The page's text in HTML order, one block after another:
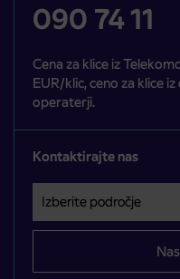
090 74 11
Cena za klice iz
EUR/klic, ceno za klice
operaterji.
Kontaktirajte nas
Izberite področje
Področje je obvezno